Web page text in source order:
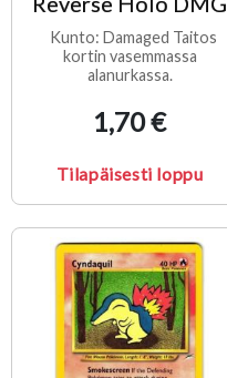
Kunto: Damaged Taitos
kortin vasemmassa
alanurkassa.
1,70 €
Tilapäisesti loppu